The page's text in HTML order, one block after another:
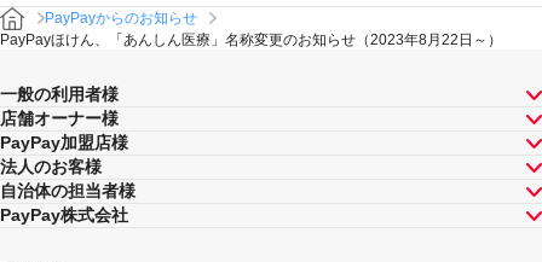
PayPayからのお知らせ
PayPayほけん、「あんしん医療」名称変更のお知らせ（2023年8月22日～）
一般の利用者様
店舗オーナー様
PayPay加盟店様
法人のお客様
自治体の担当者様
PayPay株式会社